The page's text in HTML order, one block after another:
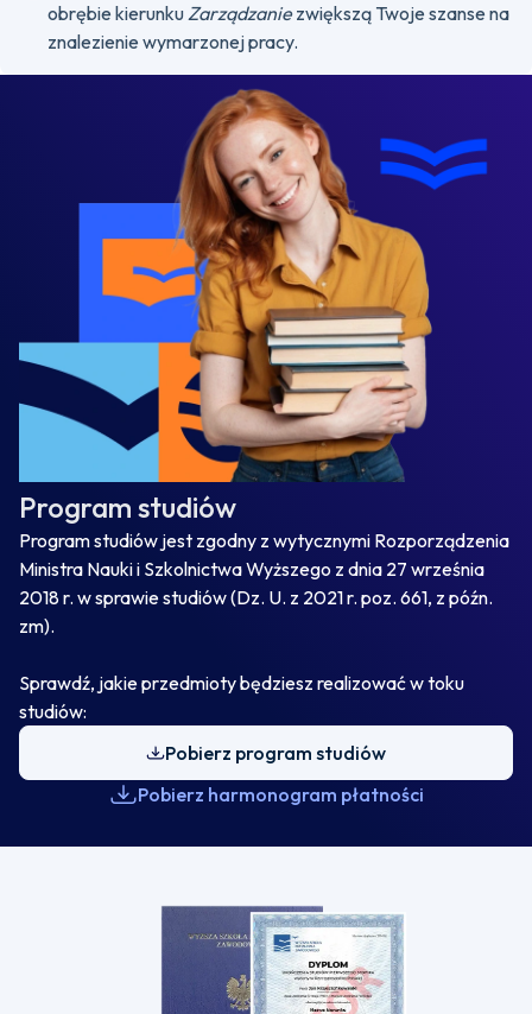
obrębie kierunkuZarządzaniezwiększą Twoje szanse na
znalezienie wymarzonej pracy.
Program studiów
Program studiów jest zgodny z wytycznymi Rozporządzenia
Ministra Nauki i Szkolnictwa Wyższego z dnia 27 września
2018 r. w sprawie studiów (Dz. U. z 2021 r. poz. 661, z późn.
zm).
Sprawdź, jakie przedmioty będziesz realizować w toku
studiów:
Pobierz program studiów
Pobierz harmonogram płatności